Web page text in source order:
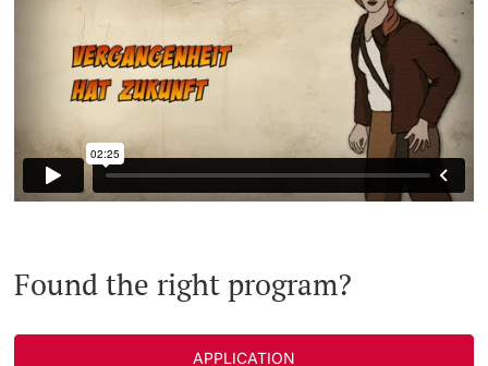
Found the right program?
APPLICATION